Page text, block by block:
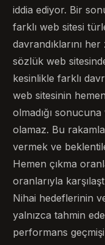
iddia ediyor. Bir
farklı web sitesi
davrandıklarını
sözlük web
kesinlikle farklı
web sitesinin
olmadığı
olamaz. Bu
vermek ve
Hemen çıkma
oranlarıyla
Nihai hedeflerinin
yalnızca tahmin
performans